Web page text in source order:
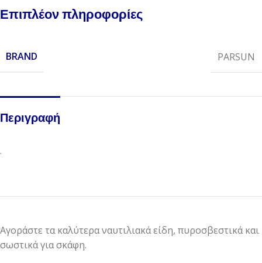
Επιπλέον πληροφορίες
BRAND PARSUN
Περιγραφή
.
Αγοράστε τα καλύτερα ναυτιλιακά είδη, πυροσβεστικά και
σωστικά για σκάφη.